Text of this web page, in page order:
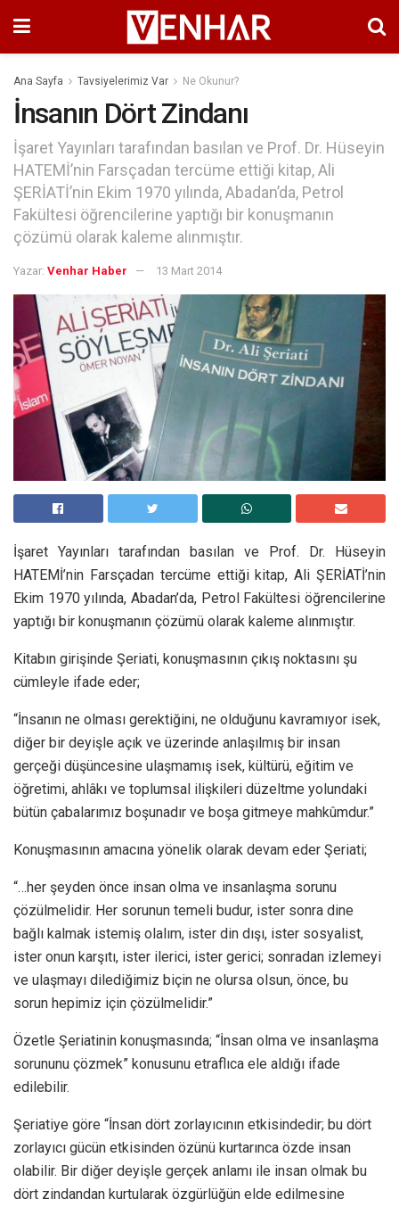
Ana Sayfa Tavsiyelerimiz Var Ne Okunur?
İnsanın Dört Zindanı
İşaret Yayınları tarafından basılan ve Prof. Dr. Hüseyin
HATEMİ’nin Farsçadan tercüme ettiği kitap, Ali
ŞERİATİ’nin Ekim 1970 yılında, Abadan’da, Petrol
Fakültesi öğrencilerine yaptığı bir konuşmanın
çözümü olarak kaleme alınmıştır.
Yazar: Venhar Haber 13 Mart 2014
İşaret Yayınları tarafından basılan ve Prof. Dr. Hüseyin
HATEMİ’nin Farsçadan tercüme ettiği kitap, Ali ŞERİATİ’nin
Ekim 1970 yılında, Abadan’da, Petrol Fakültesi öğrencilerine
yaptığı bir konuşmanın çözümü olarak kaleme alınmıştır.
Kitabın girişinde Şeriati, konuşmasının çıkış noktasını şu
cümleyle ifade eder;
“İnsanın ne olması gerektiğini, ne olduğunu kavramıyor isek,
diğer bir deyişle açık ve üzerinde anlaşılmış bir insan
gerçeği düşüncesine ulaşmamış isek, kültürü, eğitim ve
öğretimi, ahlâkı ve toplumsal ilişkileri düzeltme yolundaki
bütün çabalarımız boşunadır ve boşa gitmeye mahkûmdur.”
Konuşmasının amacına yönelik olarak devam eder Şeriati;
“…her şeyden önce insan olma ve insanlaşma sorunu
çözülmelidir. Her sorunun temeli budur, ister sonra dine
bağlı kalmak istemiş olalım, ister din dışı, ister sosyalist,
ister onun karşıtı, ister ilerici, ister gerici; sonradan izlemeyi
ve ulaşmayı dilediğimiz biçin ne olursa olsun, önce, bu
sorun hepimiz için çözülmelidir.”
Özetle Şeriatinin konuşmasında; “İnsan olma ve insanlaşma
sorununu çözmek” konusunu etraflıca ele aldığı ifade
edilebilir.
Şeriatiye göre “İnsan dört zorlayıcının etkisindedir; bu dört
zorlayıcı gücün etkisinden özünü kurtarınca özde insan
olabilir. Bir diğer deyişle gerçek anlamı ile insan olmak bu
dört zindandan kurtularak özgürlüğün elde edilmesine